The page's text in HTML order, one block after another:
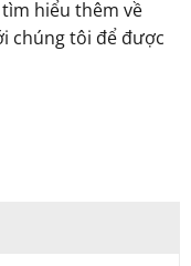
hiểu thêm về
chúng tôi để được